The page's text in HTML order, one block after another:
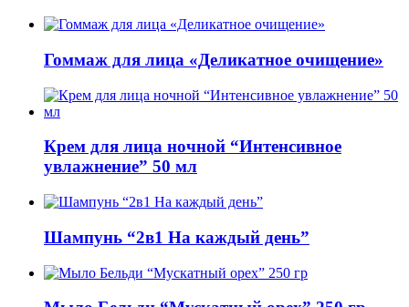
Гоммаж для лица «Деликатное очищение»
Крем для лица ночной “Интенсивное
увлажнение” 50 мл
Шампунь “2в1 На каждый день”